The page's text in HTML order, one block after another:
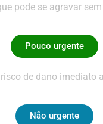
pode se agravar
Pouco urgente
de dano imediato
Não urgente